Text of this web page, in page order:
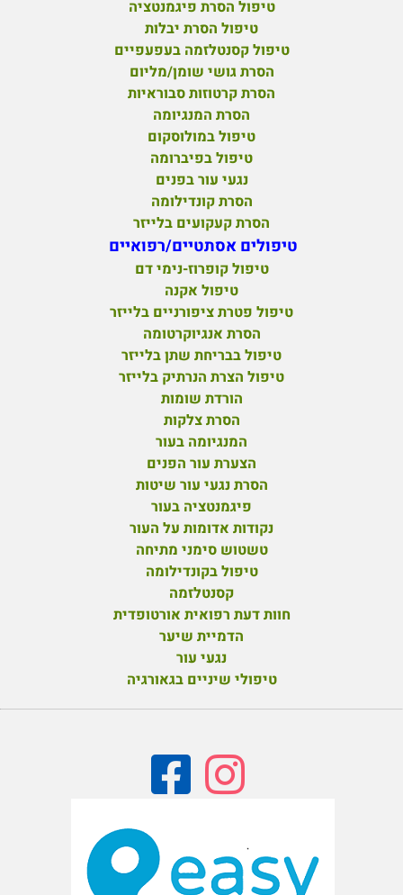
טיפול הסרת פיגמנטציה
טיפול הסרת יבלות
טיפול קסנטלזמה בעפעפיים
הסרת גושי שומן/מליום
הסרת קרטוזות סבוראיות
הסרת המנגיומה
טיפול במולוסקום
טיפול בפיברומה
נגעי עור בפנים
הסרת קונדילומה
הסרת קעקועים בלייזר
טיפולים אסתטיים/רפואיים
טיפול קופרוז-נימי דם
טיפול אקנה
טיפול פטרת ציפורניים בלייזר
הסרת אנגיוקרטומה
טיפול בבריחת שתן בלייזר
טיפול הצרת הנרתיק בלייזר
הורדת שומות
הסרת צלקות
המנגיומה בעור
הצערת עור הפנים
הסרת נגעי עור שיטות
פיגמנטציה בעור
נקודות אדומות על העור
טשטוש סימני מתיחה
טיפול בקונדילומה
קסנטלזמה
חוות דעת רפואית אורטופדית
הדמיית שיער
נגעי עור
טיפולי שיניים בגאורגיה